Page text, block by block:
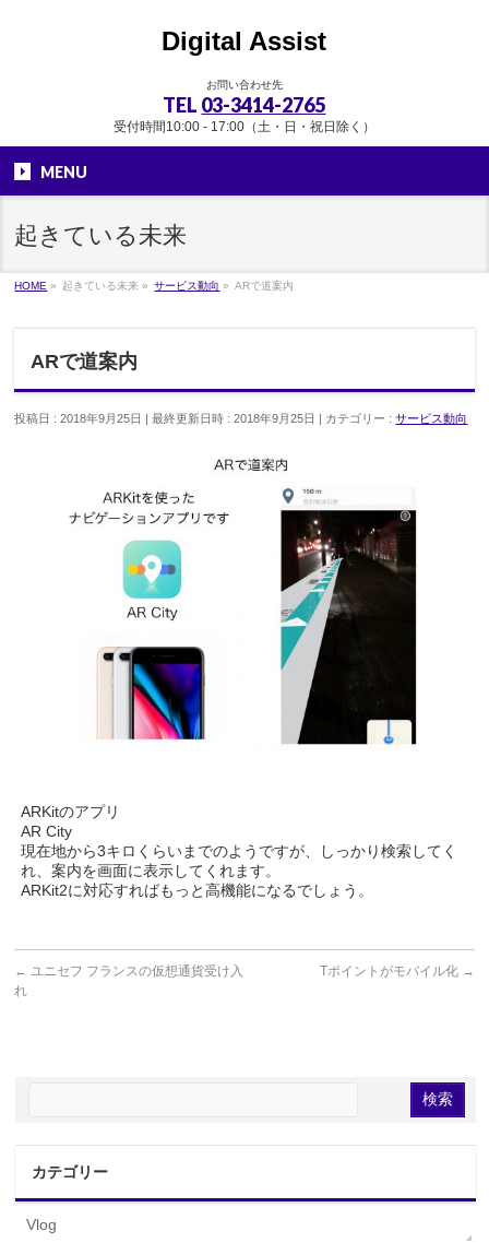
Digital Assist
お問い合わせ先
TEL 03-3414-2765
受付時間10:00 - 17:00（土・日・祝日除く）
MENU
起きている未来
HOME » 起きている未来 » サービス動向 » ARで道案内
ARで道案内
投稿日 : 2018年9月25日 最終更新日時 : 2018年9月25日 カテゴリー :サービス動向
ARKitのアプリ
AR City
現在地から3キロくらいまでのようですが、しっかり検索してく
れ、案内を画面に表示してくれます。
ARKit2に対応すればもっと高機能になるでしょう。
← ユニセフ フランスの仮想通貨受け入
れ
Tポイントがモバイル化 →
カテゴリー
Vlog